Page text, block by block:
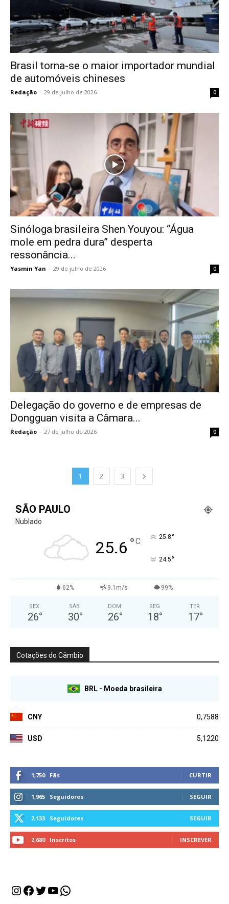
Brasil torna-se o maior importador mundial
de automóveis chineses
Redação - 29 de julho de 2026 0
Sinóloga brasileira Shen Youyou: “Água
mole em pedra dura” desperta
ressonância...
Yasmin Yan - 29 de julho de 2026 0
Delegação do governo e de empresas de
Dongguan visita a Câmara...
Redação - 27 de julho de 2026 0
1 2 3
SÃO PAULO
Nublado
25.6 °C 25.8°
24.5°
62% 9.1m/s 99%
SEX
26°
SÁB
30°
DOM
26°
SEG
18°
TER
17°
Cotações do Câmbio
BRL - Moeda brasileira
CNY 0,7588
USD 5,1220
1,750 Fãs CURTIR
1,965 Seguidores SEGUIR
2,133 Seguidores SEGUIR
2,680 Inscritos INSCREVER
Instagram
Facebook
Twitter
Youtube
WhatsApp